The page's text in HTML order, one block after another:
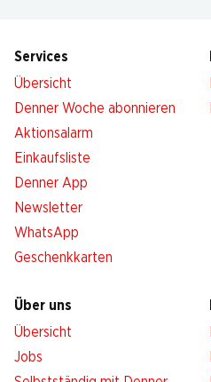
Services
Übersicht
Denner Woche abonnieren
Aktionsalarm
Einkaufsliste
Denner App
Newsletter
WhatsApp
Geschenkkarten
Über uns
Übersicht
Jobs